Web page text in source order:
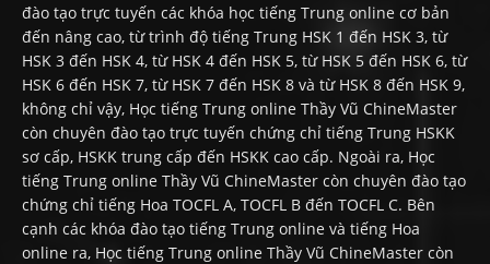
đào tạo trực tuyến các khóa học tiếng Trung online cơ bản
đến nâng cao, từ trình độ tiếng Trung HSK 1 đến HSK 3, từ
HSK 3 đến HSK 4, từ HSK 4 đến HSK 5, từ HSK 5 đến HSK 6, từ
HSK 6 đến HSK 7, từ HSK 7 đến HSK 8 và từ HSK 8 đến HSK 9,
không chỉ vậy, Học tiếng Trung online Thầy Vũ ChineMaster
còn chuyên đào tạo trực tuyến chứng chỉ tiếng Trung HSKK
sơ cấp, HSKK trung cấp đến HSKK cao cấp. Ngoài ra, Học
tiếng Trung online Thầy Vũ ChineMaster còn chuyên đào tạo
chứng chỉ tiếng Hoa TOCFL A, TOCFL B đến TOCFL C. Bên
cạnh các khóa đào tạo tiếng Trung online và tiếng Hoa
online ra, Học tiếng Trung online Thầy Vũ ChineMaster còn